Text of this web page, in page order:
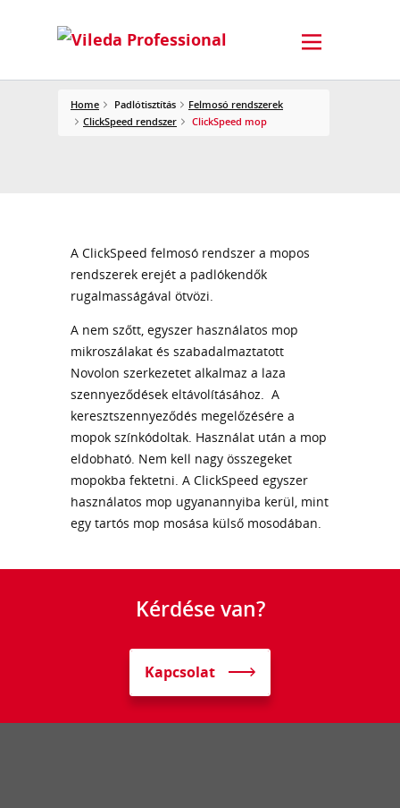
Home Padlótisztítás
Felmosó rendszerek
ClickSpeed rendszer
ClickSpeed mop
A ClickSpeed felmosó rendszer a mopos
rendszerek erejét a padlókendők
rugalmasságával ötvözi.
A nem szőtt, egyszer használatos mop
mikroszálakat és szabadalmaztatott
Novolon szerkezetet alkalmaz a laza
szennyeződések eltávolításához. A
keresztszennyeződés megelőzésére a
mopok színkódoltak. Használat után a mop
eldobható. Nem kell nagy összegeket
mopokba fektetni. A ClickSpeed egyszer
használatos mop ugyanannyiba kerül, mint
egy tartós mop mosása külső mosodában.
Kérdése van?
Kapcsolat